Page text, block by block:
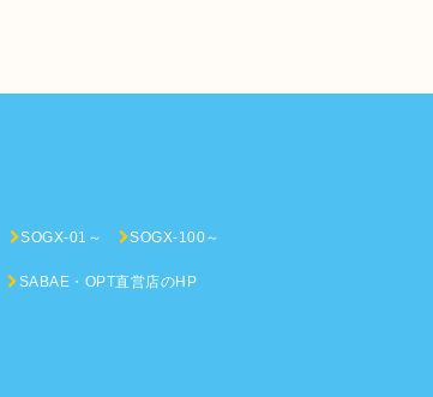
SOGX-01～ SOGX-100～
SABAE・OPT直営店のHP